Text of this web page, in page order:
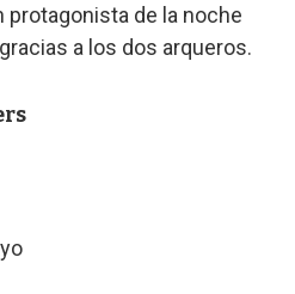
protagonista de la noche
a los dos arqueros.